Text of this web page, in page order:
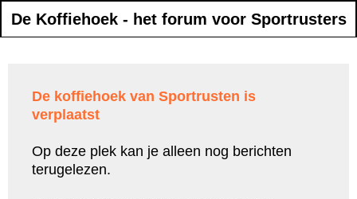
De Koffiehoek - het forum voor Sportrusters
De koffiehoek van Sportrusten is
verplaatst
Op deze plek kan je alleen nog berichten
terugelezen.